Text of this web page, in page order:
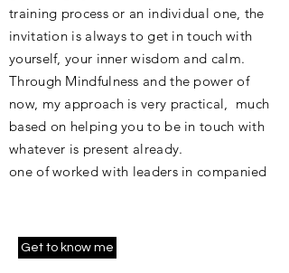
training process or an individual one, the
invitation is always to get in touch with
yourself, your inner wisdom and calm.
Through Mindfulness and the power of
now, my approach is very practical, much
based on helping you to be in touch with
whatever is present already.
one of worked with leaders in companied
Get to know me